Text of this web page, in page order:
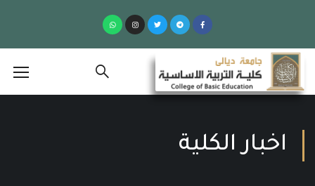
اخبار الكلية